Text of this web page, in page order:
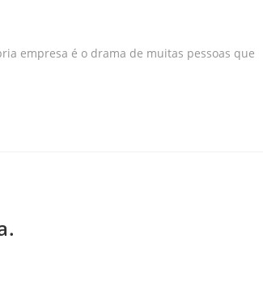
empresa é o drama de muitas pessoas que